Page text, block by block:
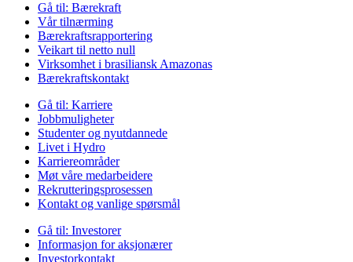
Gå til: Bærekraft
Vår tilnærming
Bærekraftsrapportering
Veikart til netto null
Virksomhet i brasiliansk Amazonas
Bærekraftskontakt
Gå til: Karriere
Jobbmuligheter
Studenter og nyutdannede
Livet i Hydro
Karriereområder
Møt våre medarbeidere
Rekrutteringsprosessen
Kontakt og vanlige spørsmål
Gå til: Investorer
Informasjon for aksjonærer
Investorkontakt